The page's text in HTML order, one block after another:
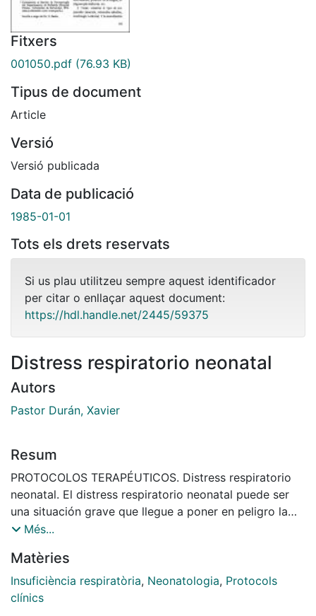
Fitxers
001050.pdf (76.93 KB)
Tipus de document
Article
Versió
Versió publicada
Data de publicació
1985-01-01
Tots els drets reservats
Si us plau utilitzeu sempre aquest identificador
per citar o enllaçar aquest document:
https://hdl.handle.net/2445/59375
Distress respiratorio neonatal
Autors
Pastor Durán, Xavier
Resum
PROTOCOLOS TERAPÉUTICOS. Distress respiratorio
neonatal. El distress respiratorio neonatal puede ser
una situación grave que llegue a poner en peligro la
vida del recién nacido. 1) Diagnóstico. Es
test de Silverman es superior a 2...
Més...
Matèries
Insuficiència respiratòria, Neonatologia, Protocols
clínics